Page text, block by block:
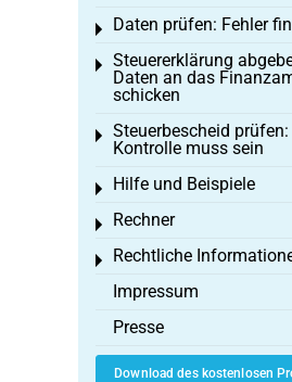
Daten prüfen: Fehler
Toggle menu
Steuererklärung
Daten an das
schicken
Toggle menu
Steuerbescheid prüfen:
Kontrolle muss sein
Toggle menu
Hilfe und Beispiele
Toggle menu
Rechner
Toggle menu
Rechtliche
Toggle menu
Impressum
Presse
Download des kostenlosen